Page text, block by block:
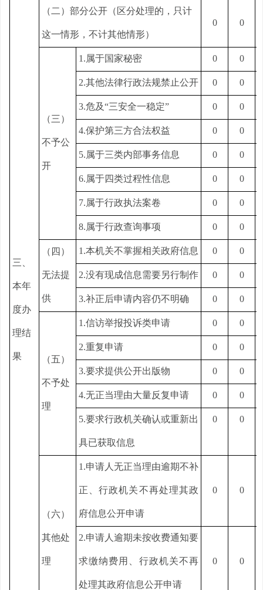
三、
本年
度办
理结
果
（二）部分公开（区分处理的，只计
这一情形，不计其他情形）
0 0
（三）
不予公
开
1.属于国家秘密 0 0
2.其他法律行政法规禁止公开 0 0
3.危及“三安全一稳定” 0 0
4.保护第三方合法权益 0 0
5.属于三类内部事务信息 0 0
6.属于四类过程性信息 0 0
7.属于行政执法案卷 0 0
8.属于行政查询事项 0 0
（四）
无法提
供
1.本机关不掌握相关政府信息 0 0
2.没有现成信息需要另行制作 0 0
3.补正后申请内容仍不明确 0 0
（五）
不予处
理
1.信访举报投诉类申请 0 0
2.重复申请 0 0
3.要求提供公开出版物 0 0
4.无正当理由大量反复申请 0 0
5.要求行政机关确认或重新出
具已获取信息
0 0
（六）
其他处
理
1.申请人无正当理由逾期不补
正、行政机关不再处理其政
府信息公开申请
0 0
2.申请人逾期未按收费通知要
求缴纳费用、行政机关不再
处理其政府信息公开申请
0 0